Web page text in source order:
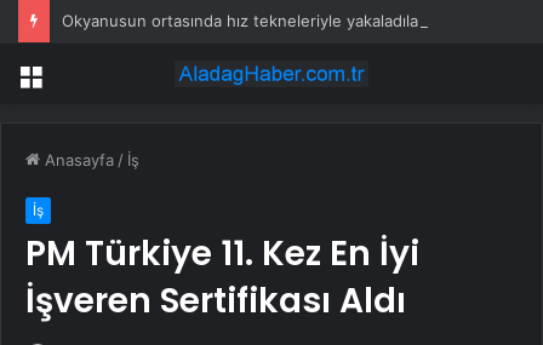
Menü
Anasayfa / İş
İş
PM Türkiye 11. Kez En İyi
İşveren Sertifikası Aldı